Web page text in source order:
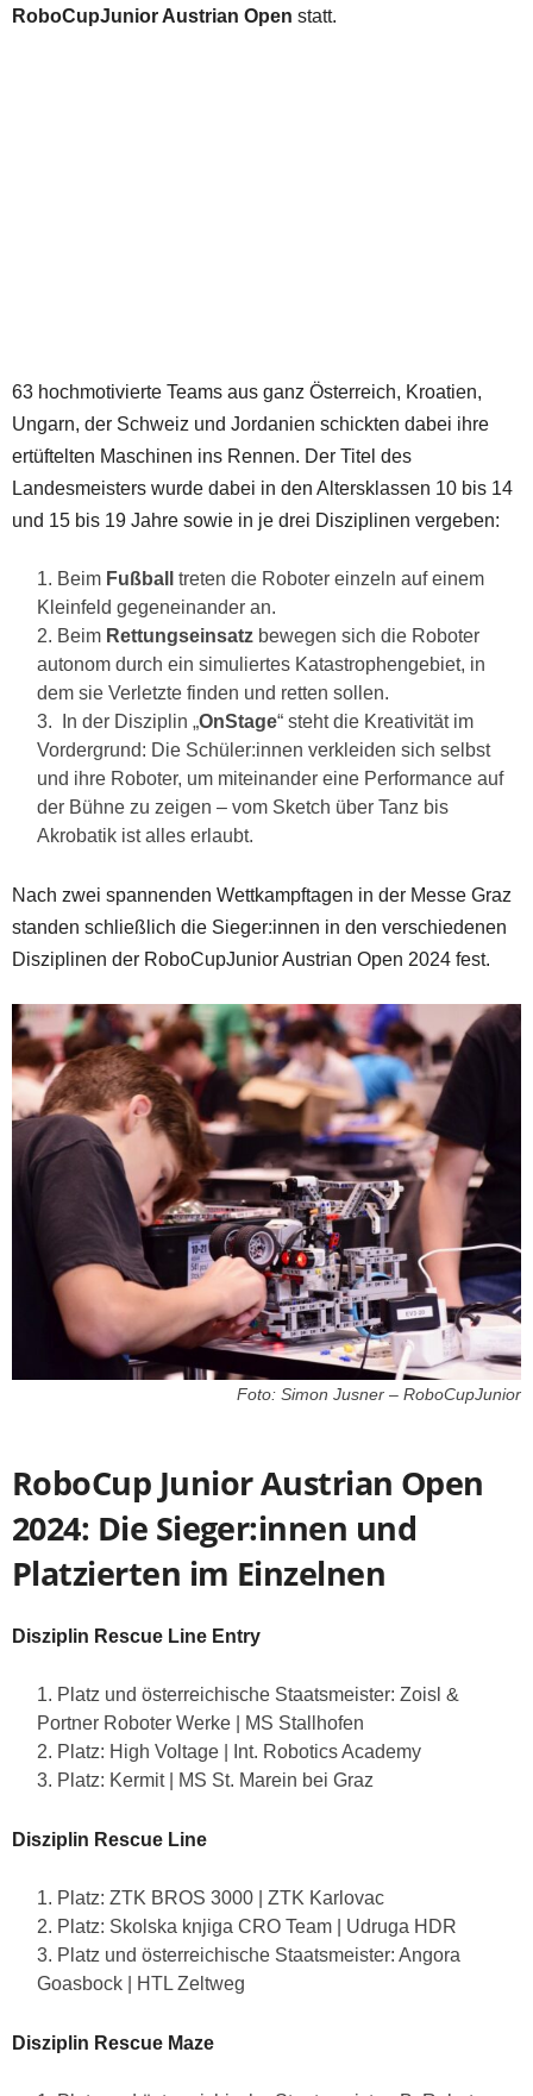
RoboCupJunior Austrian Open statt.
63 hochmotivierte Teams aus ganz Österreich, Kroatien,
Ungarn, der Schweiz und Jordanien schickten dabei ihre
ertüftelten Maschinen ins Rennen. Der Titel des
Landesmeisters wurde dabei in den Altersklassen 10 bis 14
und 15 bis 19 Jahre sowie in je drei Disziplinen vergeben:
Beim Fußball
treten die Roboter einzeln auf einem
Kleinfeld gegeneinander an.
Beim Rettungseinsatz bewegen sich die Roboter
autonom durch ein simuliertes Katastrophengebiet, in
dem sie Verletzte finden und retten sollen.
In der Disziplin „OnStage“ steht die Kreativität im
Vordergrund: Die Schüler:innen verkleiden sich selbst
und ihre Roboter, um miteinander eine Performance auf
der Bühne zu zeigen – vom Sketch über Tanz bis
Akrobatik ist alles erlaubt.
Nach zwei spannenden Wettkampftagen in der Messe Graz
standen schließlich die Sieger:innen in den verschiedenen
Disziplinen der RoboCupJunior Austrian Open 2024 fest.
Foto: Simon Jusner – RoboCupJunior
RoboCup Junior Austrian Open
2024: Die Sieger:innen und
Platzierten im Einzelnen
Disziplin Rescue Line Entry
Platz und österreichische Staatsmeister: Zoisl &
Portner Roboter Werke | MS Stallhofen
2. Platz: High Voltage | Int. Robotics Academy
3. Platz: Kermit | MS St. Marein bei Graz
Disziplin Rescue Line
Platz: ZTK BROS 3000 | ZTK Karlovac
2. Platz: Skolska knjiga CRO Team | Udruga HDR
3. Platz und österreichische Staatsmeister: Angora
Goasbock | HTL Zeltweg
Disziplin Rescue Maze